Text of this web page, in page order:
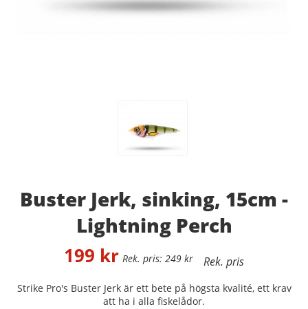
Buster Jerk, sinking, 15cm -
Lightning Perch
249 kr
199 kr
Strike Pro's Buster Jerk är ett bete på högsta kvalité, ett krav
att ha i alla fiskelådor.